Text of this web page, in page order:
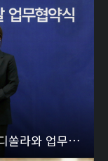
[CJ프레시웨이] 푸드케어 브랜드 메디쏠라와 업무협약 체결